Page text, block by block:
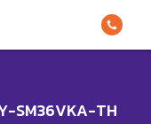
SM36VKA-TH